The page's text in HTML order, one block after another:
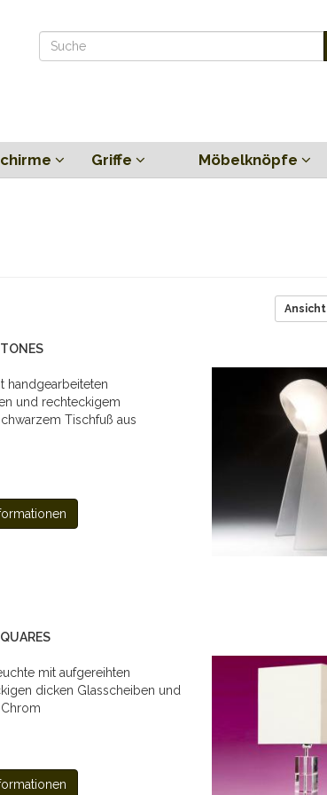
Griffe Möbelknöpfe
Ansicht
handgearbeiteten
und rechteckigem
Tischfuß aus
mit aufgereihten
dicken Glasscheiben und